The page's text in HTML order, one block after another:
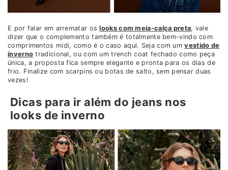
E por falar em arrematar oslooks com meia-calça preta, vale
dizer que o complemento também é totalmente bem-vindo com
comprimentos midi, como é o caso aqui. Seja com umvestido de
inverno tradicional, ou com um trench coat fechado como peça
única, a proposta fica sempre elegante e pronta para os dias de
frio. Finalize com scarpins ou botas de salto, sem pensar duas
vezes!
Dicas para ir além do jeans nos
looks de inverno